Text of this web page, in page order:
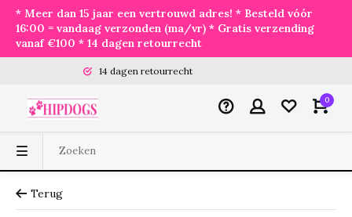
* Meer dan 15 jaar een vertrouwd adres! * Besteld vóór
16:00 = vandaag verzonden (ma/vr) * Gratis verzending
vanaf €100 * 14 dagen retourrecht
14 dagen retourrecht
0
Terug